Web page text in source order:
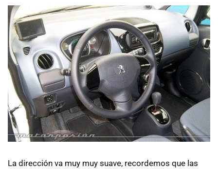
La dirección va muy muy suave, recordemos que las